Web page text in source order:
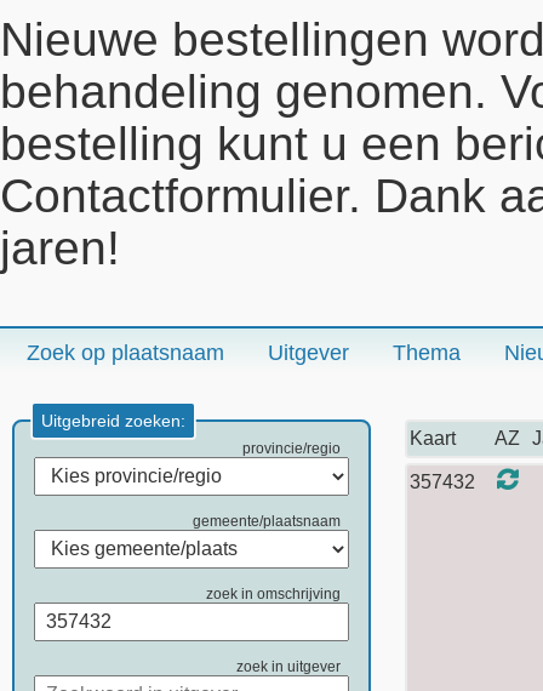
Nieuwe bestellingen
behandeling genomen.
bestelling kunt u een
Contactformulier. Dank
jaren!
Zoek op plaatsnaam Uitgever Thema
Uitgebreid zoeken:
provincie/regio
gemeente/plaatsnaam
zoek in omschrijving
zoek in uitgever
Kaart AZ
357432